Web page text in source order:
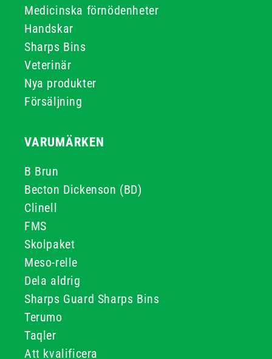
Medicinska förnödenheter
Handskar
Sharps Bins
Veterinär
Nya produkter
Försäljning
VARUMÄRKEN
B Brun
Becton Dickenson (BD)
Clinell
FMS
Skolpaket
Meso-relle
Dela aldrig
Sharps Guard Sharps Bins
Terumo
Taqler
Att kvalificera